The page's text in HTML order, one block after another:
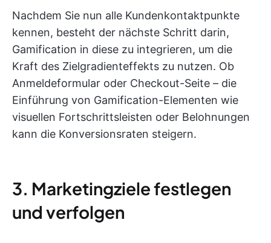
Nachdem Sie nun alle Kundenkontaktpunkte
kennen, besteht der nächste Schritt darin,
Gamification in diese zu integrieren, um die
Kraft des Zielgradienteffekts zu nutzen. Ob
Anmeldeformular oder Checkout-Seite – die
Einführung von Gamification-Elementen wie
visuellen Fortschrittsleisten oder Belohnungen
kann die Konversionsraten steigern.
3. Marketingziele festlegen
und verfolgen